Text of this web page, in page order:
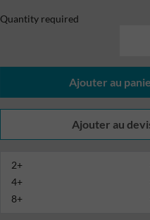
Quantity required
Ajouter au
2+
4+
8+